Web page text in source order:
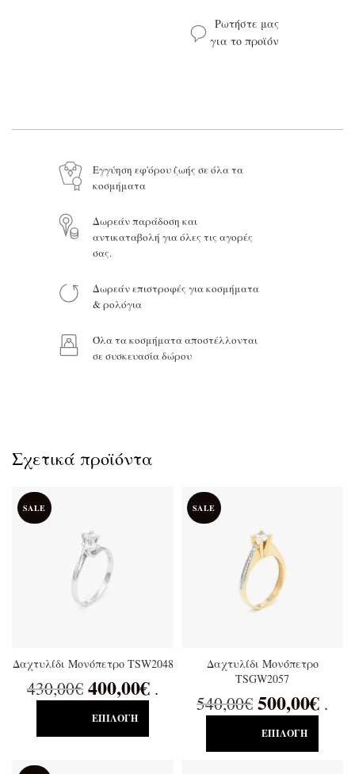
Ρωτήστε μας
για το προϊόν
Το μήνυμά σας
Εγγύηση εφ'όρου ζωής σε όλα τα
κοσμήματα
Δωρεάν παράδοση και
αντικαταβολή για όλες τις αγορές
σας.
Δωρεάν επιστροφές για κοσμήματα
& ρολόγια
Όλα τα κοσμήματα αποστέλλονται
σε συσκευασία δώρου
Σχετικά προϊόντα
SALE
Δαχτυλίδι Μονόπετρο TSW2048
430,00€ 400,00€ .
ΕΠΙΛΟΓΉ
SALE
Δαχτυλίδι Μονόπετρο
TSGW2057
540,00€ 500,00€ .
ΕΠΙΛΟΓΉ